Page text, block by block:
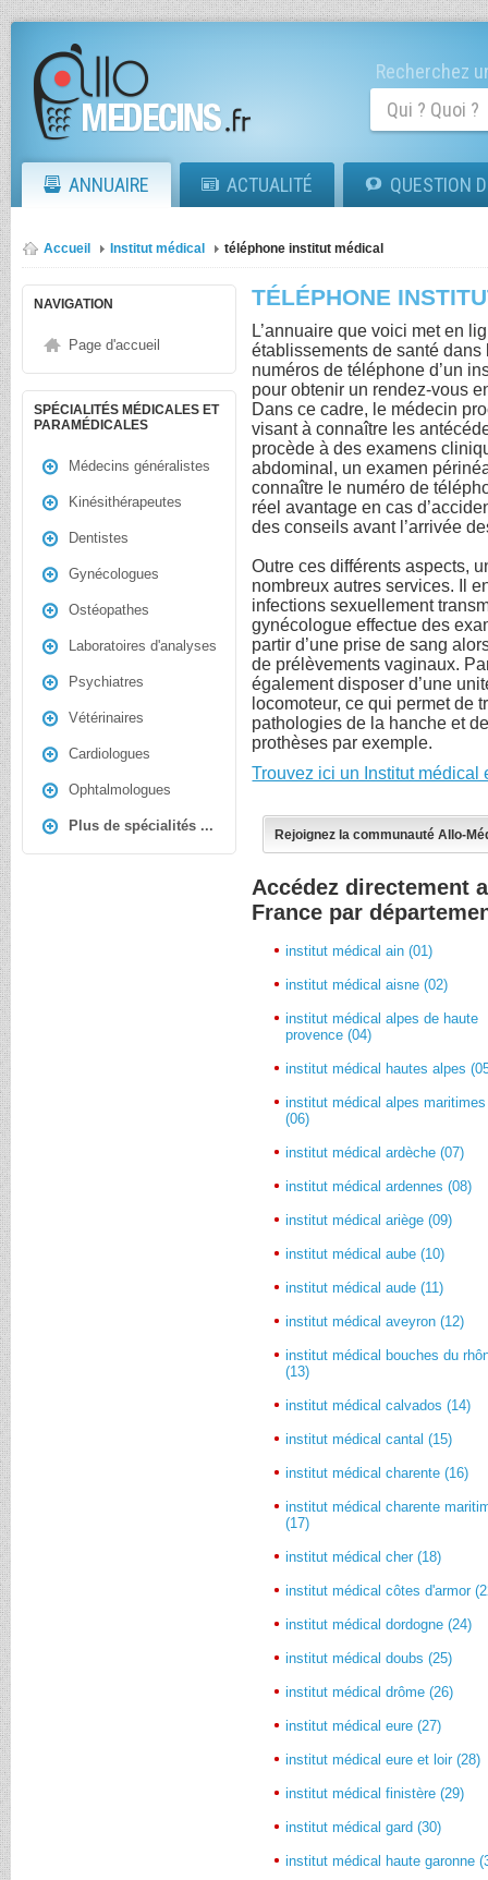
Recherchez
ANNUAIRE ACTUALITÉ QUESTION
Accueil Institut médical téléphone institut médical
NAVIGATION
Page d'accueil
SPÉCIALITÉS MÉDICALES ET
PARAMÉDICALES
Médecins généralistes
Kinésithérapeutes
Dentistes
Gynécologues
Ostéopathes
Laboratoires d'analyses
Psychiatres
Vétérinaires
Cardiologues
Ophtalmologues
Plus de spécialités ...
TÉLÉPHONE
L’annuaire que voici met en
établissements de santé
numéros de téléphone d’un
pour obtenir un rendez-vous
Dans ce cadre, le médecin
visant à connaître les
procède à des examens
abdominal, un examen
connaître le numéro de
réel avantage en cas
des conseils avant l’arrivée
Outre ces différents aspects,
nombreux autres services. Il
infections sexuellement
gynécologue effectue des
partir d’une prise de sang
de prélèvements vaginaux.
également disposer d’une
locomoteur, ce qui permet de
pathologies de la hanche et
prothèses par exemple.
Trouvez ici un Institut médical
Rejoignez la communauté Allo-
Accédez directement
France par
institut médical ain (01)
institut médical aisne (02)
institut médical alpes de haute
provence (04)
institut médical hautes alpes
institut médical alpes maritimes
(06)
institut médical ardèche (07)
institut médical ardennes (08)
institut médical ariège (09)
institut médical aube (10)
institut médical aude (11)
institut médical aveyron (12)
institut médical bouches du
(13)
institut médical calvados (14)
institut médical cantal (15)
institut médical charente (16)
institut médical charente
(17)
institut médical cher (18)
institut médical côtes d'armor
institut médical dordogne (24)
institut médical doubs (25)
institut médical drôme (26)
institut médical eure (27)
institut médical eure et loir (28)
institut médical finistère (29)
institut médical gard (30)
institut médical haute garonne